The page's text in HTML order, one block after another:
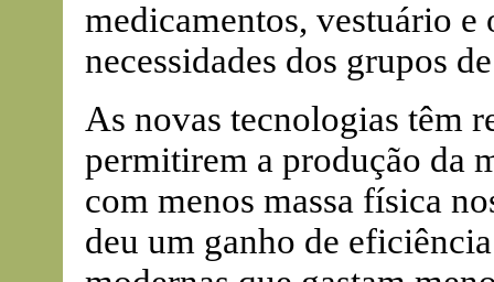
medicamentos, vestuário e
necessidades dos grupos
As novas tecnologias têm
permitirem a produção da
com menos massa física
deu um ganho de